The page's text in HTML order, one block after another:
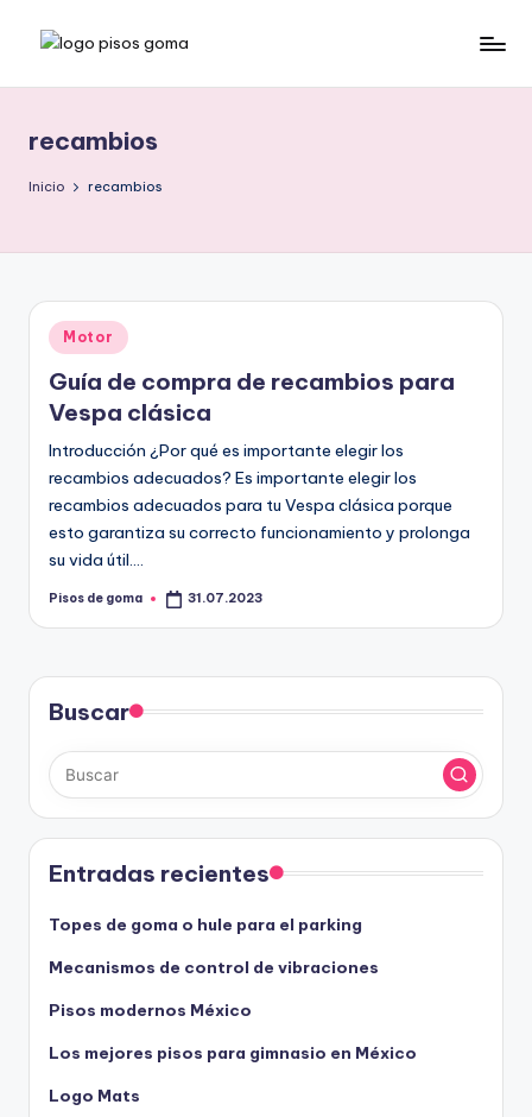
Saltar
o
s
G
o
m
a
recambios
Inicio recambios
Publicado
en
Motor
Guía de compra de recambios para
Vespa clásica
Introducción ¿Por qué es importante elegir los
recambios adecuados? Es importante elegir los
recambios adecuados para tu Vespa clásica porque
esto garantiza su correcto funcionamiento y prolonga
su vida útil.…
Publicado
Pisos de goma 31.07.2023
Buscar
Entradas recientes
Topes de goma o hule para el parking
Mecanismos de control de vibraciones
Pisos modernos México
Los mejores pisos para gimnasio en México
Logo Mats